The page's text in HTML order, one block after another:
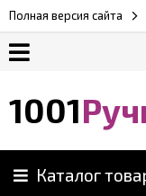
Полная версия сайта
1001
Каталог